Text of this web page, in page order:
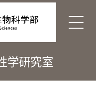
学研究室